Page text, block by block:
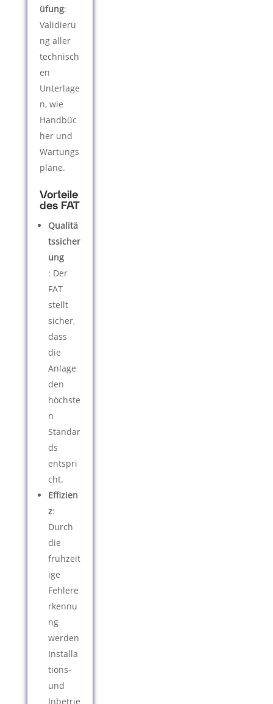
üfung:
Validieru
ng aller
technisch
en
Unterlage
n, wie
Handbüc
her und
Wartungs
pläne.
Vorteile
des FAT
Qualitä
tssicher
ung
: Der
FAT
stellt
sicher,
dass
die
Anlage
den
höchste
n
Standar
ds
entspri
cht.
Effizien
z:
Durch
die
frühzeit
ige
Fehlere
rkennu
ng
werden
Installa
tions-
und
Inbetrie